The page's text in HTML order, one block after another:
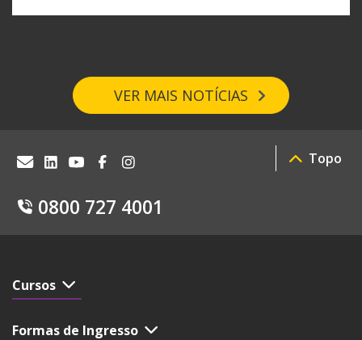
VER MAIS NOTÍCIAS
0800 727 4001
Topo
Cursos
Formas de Ingresso